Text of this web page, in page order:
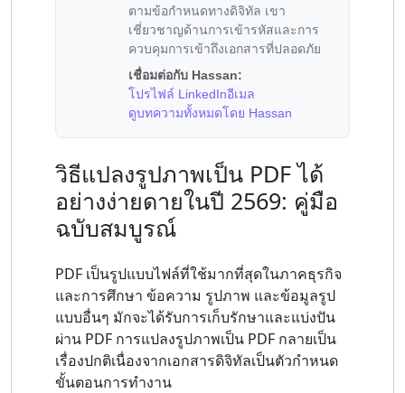
ตามข้อกำหนดทางดิจิทัล เขา
เชี่ยวชาญด้านการเข้ารหัสและการ
ควบคุมการเข้าถึงเอกสารที่ปลอดภัย
เชื่อมต่อกับ Hassan:
โปรไฟล์ LinkedInอีเมล
ดูบทความทั้งหมดโดย Hassan
วิธีแปลงรูปภาพเป็น PDF ได้
อย่างง่ายดายในปี 2569: คู่มือ
ฉบับสมบูรณ์
PDF เป็นรูปแบบไฟล์ที่ใช้มากที่สุดในภาคธุรกิจ
และการศึกษา ข้อความ รูปภาพ และข้อมูลรูป
แบบอื่นๆ มักจะได้รับการเก็บรักษาและแบ่งปัน
ผ่าน PDF การแปลงรูปภาพเป็น PDF กลายเป็น
เรื่องปกติเนื่องจากเอกสารดิจิทัลเป็นตัวกำหนด
ขั้นตอนการทำงาน